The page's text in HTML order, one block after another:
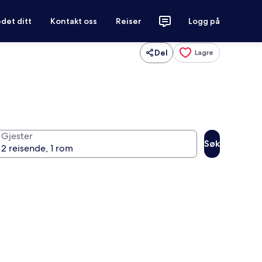
ditt Kontakt oss Reiser Logg på
Del Lagre
Gjester
Søk